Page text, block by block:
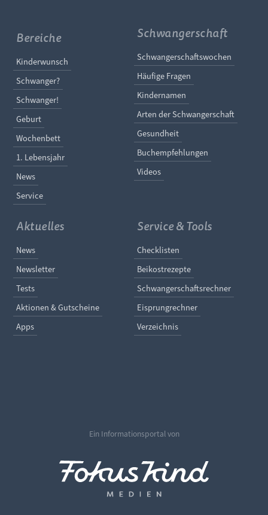
Bereiche
Navigation überspringen
Kinderwunsch
Schwanger?
Schwanger!
Geburt
Wochenbett
1. Lebensjahr
News
Service
Schwangerschaft
Navigation
Schwangerschaftswochen
Häufige Fragen
Kindernamen
Arten der Schwangerschaft
Gesundheit
Buchempfehlungen
Videos
Aktuelles
Navigation überspringen
News
Newsletter
Tests
Aktionen & Gutscheine
Apps
Service & Tools
Navigation
Checklisten
Beikostrezepte
Schwangerschaftsrechner
Eisprungrechner
Verzeichnis
Ein Informationsportal von